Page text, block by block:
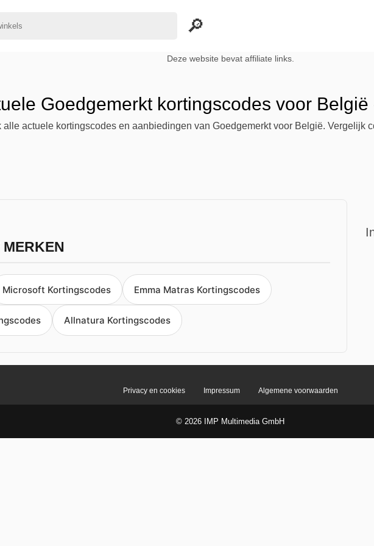
Deze website bevat affiliate links.
Goedgemerkt kortingscodes voor
alle actuele kortingscodes en aanbiedingen van Goedgemerkt voor België. Vergelijk
Microsoft Kortingscodes Emma Matras Kortingscodes
Allnatura Kortingscodes
Privacy en cookies Impressum Algemene voorwaarden
© 2026 IMP Multimedia GmbH